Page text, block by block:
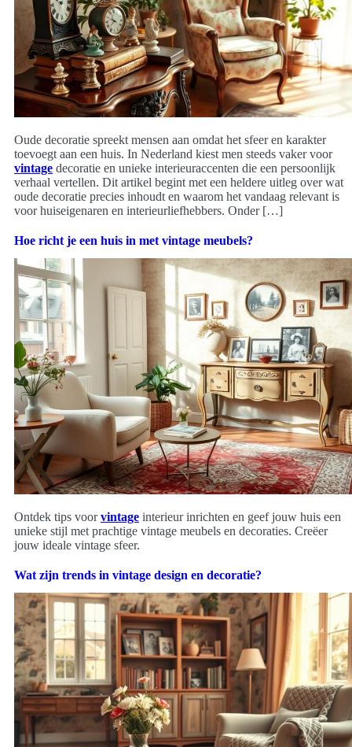
Oude decoratie spreekt mensen aan omdat het sfeer en karakter
toevoegt aan een huis. In Nederland kiest men steeds vaker voor
vintage decoratie en unieke interieuraccenten die een persoonlijk
verhaal vertellen. Dit artikel begint met een heldere uitleg over wat
oude decoratie precies inhoudt en waarom het vandaag relevant is
voor huiseigenaren en interieurliefhebbers. Onder […]
Hoe richt je een huis in met vintage meubels?
Ontdek tips voorvintage interieur inrichten en geef jouw huis een
unieke stijl met prachtige vintage meubels en decoraties. Creëer
jouw ideale vintage sfeer.
Wat zijn trends in vintage design en decoratie?